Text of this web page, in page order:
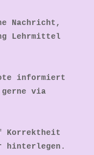
Nachricht,
Lehrmittel
informiert
gerne via
Korrektheit
hinterlegen.